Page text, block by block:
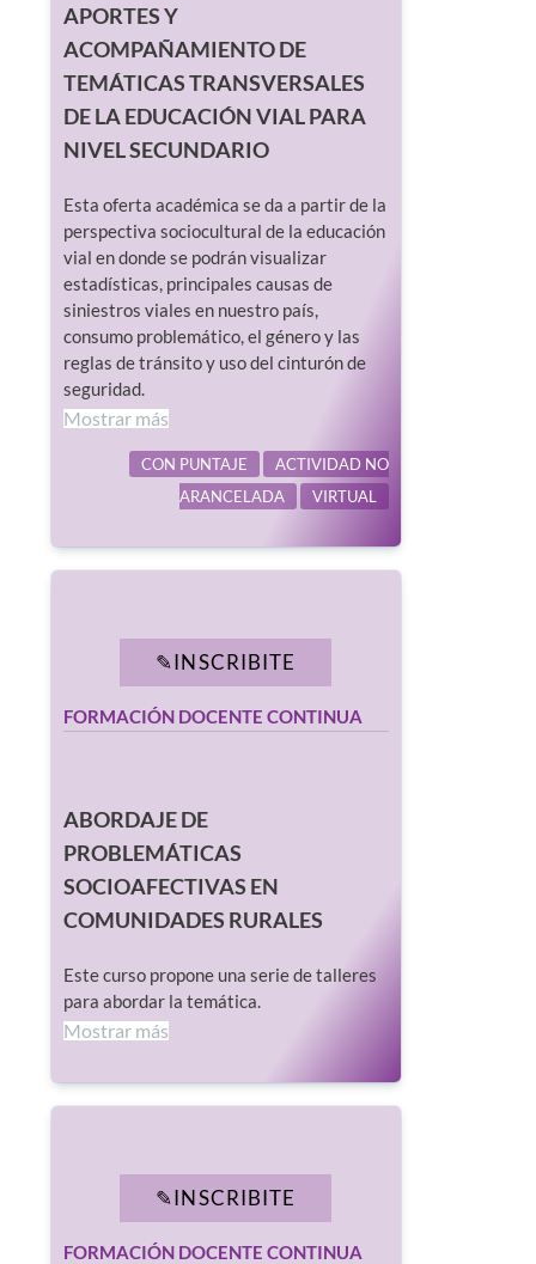
APORTES Y
ACOMPAÑAMIENTO DE
TEMÁTICAS TRANSVERSALES
DE LA EDUCACIÓN VIAL PARA
NIVEL SECUNDARIO
Esta oferta académica se da a partir de la
perspectiva sociocultural de la educación
vial en donde se podrán visualizar
estadísticas, principales causas de
siniestros viales en nuestro país,
consumo problemático, el género y las
reglas de tránsito y uso del cinturón de
seguridad.
Mostrar más
CON PUNTAJE
ACTIVIDAD NO
ARANCELADA
VIRTUAL
INSCRIBITE
FORMACIÓN DOCENTE CONTINUA
ABORDAJE DE
PROBLEMÁTICAS
SOCIOAFECTIVAS EN
COMUNIDADES RURALES
Este curso propone una serie de talleres
para abordar la temática.
Mostrar más
INSCRIBITE
FORMACIÓN DOCENTE CONTINUA